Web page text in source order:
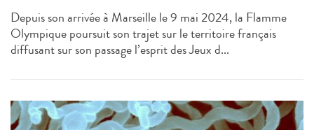
Depuis son arrivée à Marseille le 9 mai 2024, la Flamme
Olympique poursuit son trajet sur le territoire français
diffusant sur son passage l’esprit des Jeux d...